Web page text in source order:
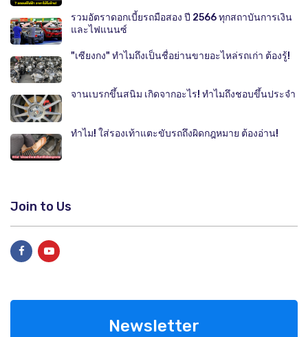
รวมอัตราดอกเบี้ยรถมือสอง ปี 2566 ทุกสถาบันการเงิน
และไฟแนนซ์
"เซียงกง" ทำไมถึงเป็นชื่อย่านขายอะไหล่รถเก่า ต้องรู้!
จานเบรกขึ้นสนิม เกิดจากอะไร! ทำไมถึงชอบขึ้นประจำ
ทำไม! ใส่รองเท้าแตะขับรถถึงผิดกฎหมาย ต้องอ่าน!
Join to Us
Newsletter